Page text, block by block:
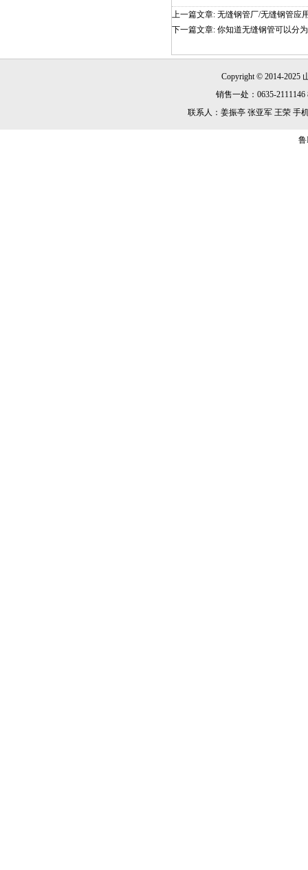
上一篇文章: 无缝钢管厂/无缝钢管应
下一篇文章: 你知道无缝钢管可以分
Copyright © 2014-2025
销售一处：0635-2111146
联系人：姜振亭 张亚军 王荣 手
鲁